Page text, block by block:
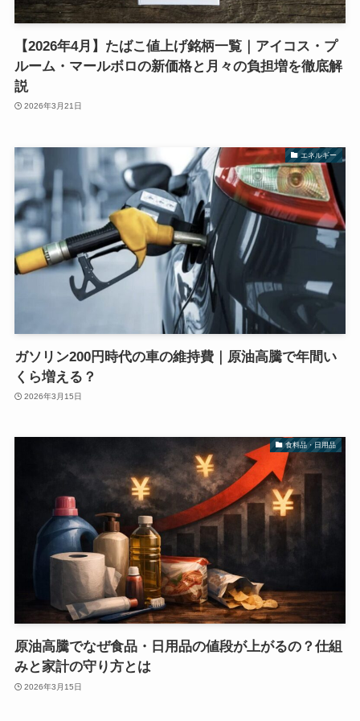
【2026年4月】たばこ値上げ銘柄一覧｜アイコス・プ
ルーム・マールボロの新価格と月々の負担増を徹底解
説
2026年3月21日
エネルギー
ガソリン200円時代の車の維持費｜原油高騰で年間い
くら増える？
2026年3月15日
食料品・日用品
原油高騰でなぜ食品・日用品の値段が上がるの？仕組
みと家計の守り方とは
2026年3月15日